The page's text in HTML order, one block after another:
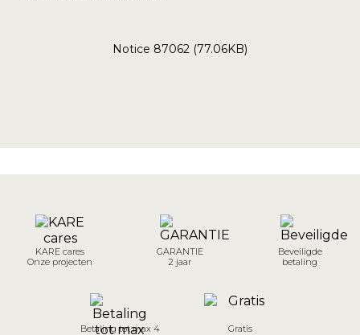
Notice 87062 (77.06KB)
KARE cares
Onze projecten
GARANTIE
2 jaar
Beveiligde
betaling
Betaling tot max 4
Gratis